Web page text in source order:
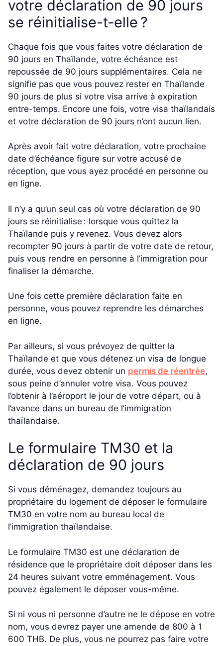
votre déclaration de 90 jours
se réinitialise-t-elle ?
Chaque fois que vous faites votre déclaration de
90 jours en Thaïlande, votre échéance est
repoussée de 90 jours supplémentaires. Cela ne
signifie pas que vous pouvez rester en Thaïlande
90 jours de plus si votre visa arrive à expiration
entre-temps. Encore une fois, votre visa thaïlandais
et votre déclaration de 90 jours n’ont aucun lien.
Après avoir fait votre déclaration, votre prochaine
date d’échéance figure sur votre accusé de
réception, que vous ayez procédé en personne ou
en ligne.
Il n’y a qu’un seul cas où votre déclaration de 90
jours se réinitialise : lorsque vous quittez la
Thaïlande puis y revenez. Vous devez alors
recompter 90 jours à partir de votre date de retour,
puis vous rendre en personne à l’immigration pour
finaliser la démarche.
Une fois cette première déclaration faite en
personne, vous pouvez reprendre les démarches
en ligne.
Par ailleurs, si vous prévoyez de quitter la
Thaïlande et que vous détenez un visa de longue
durée, vous devez obtenir un permis de réentrée,
sous peine d’annuler votre visa. Vous pouvez
l’obtenir à l’aéroport le jour de votre départ, ou à
l’avance dans un bureau de l’immigration
thaïlandaise.
Le formulaire TM30 et la
déclaration de 90 jours
Si vous déménagez, demandez toujours au
propriétaire du logement de déposer le formulaire
TM30 en votre nom au bureau local de
l’immigration thaïlandaise.
Le formulaire TM30 est une déclaration de
résidence que le propriétaire doit déposer dans les
24 heures suivant votre emménagement. Vous
pouvez également le déposer vous-même.
Si ni vous ni personne d’autre ne le dépose en votre
nom, vous devrez payer une amende de 800 à 1
600 THB. De plus, vous ne pourrez pas faire votre